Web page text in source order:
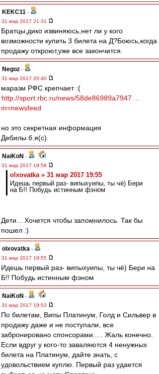
KEKC11 -
31 мар 2017 21:31
Братцы,дико извиняюсь,нет ли у кого
возможности купить 3 билета на Д?Боюсь,когда
продажу откроют,уже все закончится.
Negoz -
31 мар 2017 20:40
маразм РФС крепчает :(
http://sport.rbc.ru/news/58de86989a7947 ...
m=newsfeed
но это секретная информация
Дебилы б.я(с).
NaiKoN -
31 мар 2017 19:58
olxovatka » 31 мар 2017 19:55
Идешь первый раз- випыхуипы, ты чё) Бери
на Б!! Побудь истинным фэном
Дети... Хочется чтобы запомнилось. Так бы
пошел :)
olxovatka -
31 мар 2017 19:55
Идешь первый раз- випыхуипы, ты чё) Бери на
Б!! Побудь истинным фэном
NaiKoN -
31 мар 2017 19:53
По билетам, Випы Платинум, Голд и Сильвер в
продажу даже и не поступали, все
забронировано спонсорами..... Жаль конечно.
Если вдруг у кого-то заваляются 4 ненужных
билета на Платинум, дайте знать, с
удовольствием куплю. Первый раз удается